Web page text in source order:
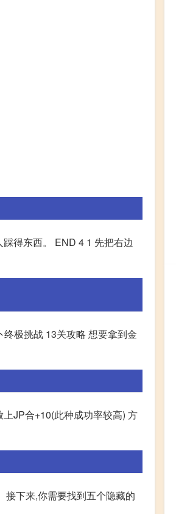
得东西。 END 4 1 先把右边
极挑战 13关攻略 想要拿到金
JP合+10(此种成功率较高) 方
接下来,你需要找到五个隐藏的